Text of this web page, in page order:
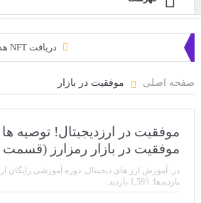
دریافت NFT هدیه بابت مشارکت در تحقیق
سه
CoinEx سریع ترین برند درحال رشد در خدمات مالی!
صفحه اصلی موفقیت در بازار
موفقیت در ارزدیجیتال! توصیه
موفقیت در بازار رمزارز
در: آموزش ارز های دیجیتال, دوره آموزشی رایگان
بازدیدها: 1,593 بازدید